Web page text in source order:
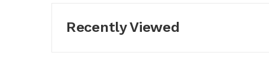
Recently Viewed